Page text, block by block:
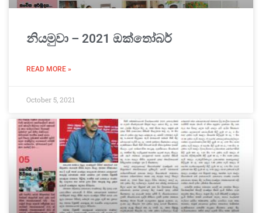
නියමුවා – 2021 ඔක්තෝබර්
READ MORE »
October 5, 2021